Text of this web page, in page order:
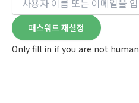
Only fill in if you are not human